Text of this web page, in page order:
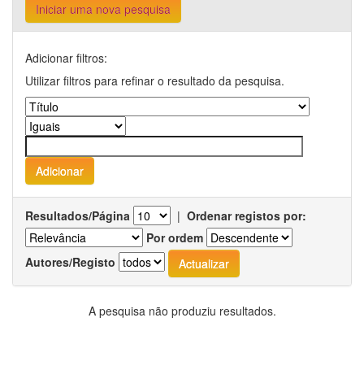
Iniciar uma nova pesquisa
Adicionar filtros:
Utilizar filtros para refinar o resultado da pesquisa.
Resultados/Página | Ordenar registos por:
Por ordem
Autores/Registo
A pesquisa não produziu resultados.